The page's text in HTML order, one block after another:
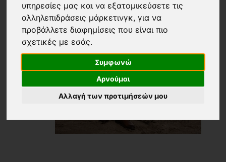
υπηρεσίες μας και να εξατομικεύσετε τις
αλληλεπιδράσεις μάρκετινγκ,για να
προβάλλετε διαφημίσεις που είναι πιο
σχετικές με εσάς.
Συμφωνώ
Αρνούμαι
Αλλαγή των προτιμήσεών μου